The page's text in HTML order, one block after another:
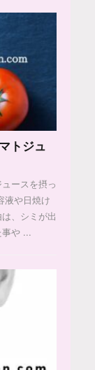
トジュ
ースを摂っ
液や日焼け
、シミが出
や ...